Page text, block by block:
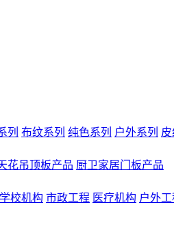
列 布纹系列 纯色系列 户外系列 皮
花吊顶板产品 厨卫家居门板产品
学校机构 市政工程 医疗机构 户外工